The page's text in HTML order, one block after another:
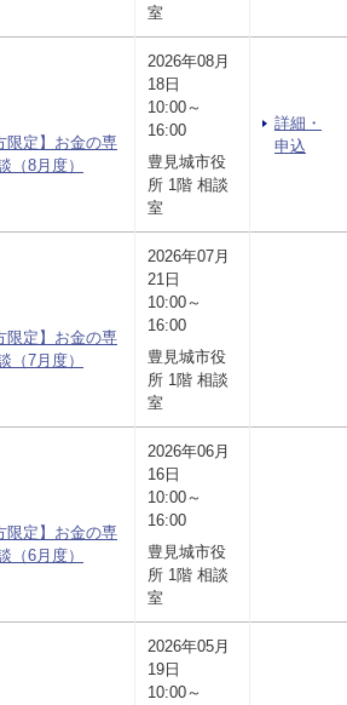
室
限定】お金の専
（8月度）
2026年08月
18日
10:00～
16:00
豊見城市役
所 1階 相談
室
詳細・
申込
限定】お金の専
（7月度）
2026年07月
21日
10:00～
16:00
豊見城市役
所 1階 相談
室
限定】お金の専
（6月度）
2026年06月
16日
10:00～
16:00
豊見城市役
所 1階 相談
室
2026年05月
19日
10:00～